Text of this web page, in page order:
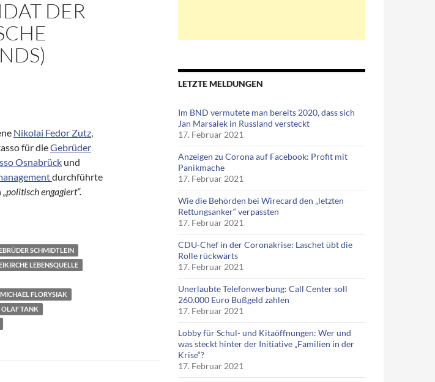
DER
Nikolai Fedor Zutz,
für dieGebrüder
Osnabrück und
durchführte
„politisch engagiert“.
als Kandidat der DMD (Demokratische Mitte Deutschlands) aufgestellt
SCHMIDTLEIN
LEBENSQUELLE
MICHAEL FLORYSIAK
OLAF TANK
LETZTE MELDUNGEN
Im BND vermutete man bereits 2020, dass sich
Jan Marsalek in Russland versteckt
17. Februar 2021
Anzeigen zu Corona auf Facebook: Profit mit
Panikmache
17. Februar 2021
Wie die Behörden bei Wirecard den „letzten
Rettungsanker“ verpassten
17. Februar 2021
CDU-Chef in der Coronakrise: Laschet übt die
Rolle rückwärts
17. Februar 2021
Unerlaubte Telefonwerbung: Call Center soll
260.000 Euro Bußgeld zahlen
17. Februar 2021
Lobby für Schul- und Kitaöffnungen: Wer und
was steckt hinter der Initiative „Familien in der
Krise“?
17. Februar 2021